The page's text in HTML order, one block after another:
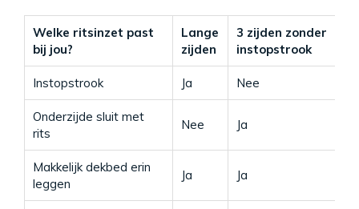
Welke ritsinzet past
bij jou?
Lange
zijden
3 zijden zonder
instopstrook
Instopstrook Ja Nee
Onderzijde sluit met
rits
Nee Ja
Makkelijk dekbed erin
leggen
Ja Ja